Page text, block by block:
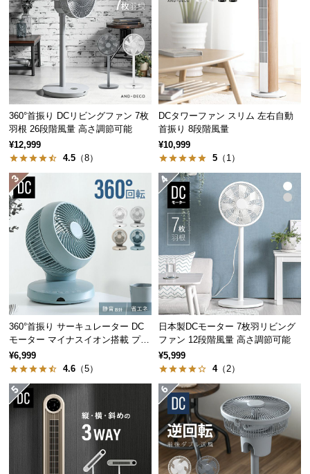
中
型
商
品
の
配
に
つ
い
て
小
型
商
品
の
送
に
つ
い
て
開
梱
360°首振り DCリビングファン 7枚
羽根 26段階風量 高さ調節可能
¥12,999
4.5 （8）
DCタワーファン スリム 左右自動
首振り 8段階風量
¥10,999
5 （1）
360°首振り サーキュレーター DC
モーター マイナスイオン搭載 プレ
ミアムタイプ
¥6,999
4.6 （5）
日本製DCモーター 7枚羽リビング
ファン 12段階風量 高さ調節可能
¥5,999
4（2）